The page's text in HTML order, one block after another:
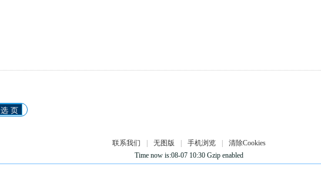
选 页
联系我们 无图版 手机浏览
清除Cookies
Time now is:08-07 10:30 Gzip enabled